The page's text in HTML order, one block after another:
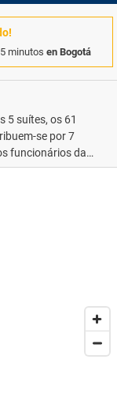
minutos en Bogotá
5 suítes, os 61
se por 7
funcionários da
questão. As
de bagagens
via wi-fi. O
das várias
do jardim. Há